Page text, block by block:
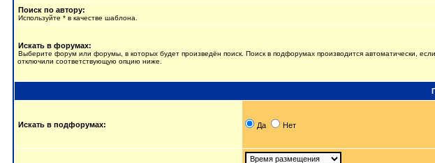
Поиск по автору:
Используйте * в качестве шаблона.
Искать в форумах:
Выберите форум или форумы, в которых будет произведён поиск. Поиск в подфорумах производится автоматически,
отключили соответствующую опцию ниже.
Искать в подфорумах: Да Нет